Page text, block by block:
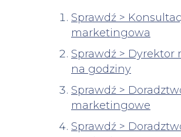
Sprawdź >
marketingowa
Sprawdź >
na godziny
Sprawdź >
marketingowe
Sprawdź >